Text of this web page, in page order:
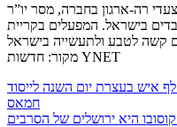
רה-ארגון בחברה, מסר יו”ר
בישראל. המפעלים בקריית
מקור: חדשות YNET
כוח בעזה: 100 אלף איש בעצרת יום השנה לייסוד
חמאס